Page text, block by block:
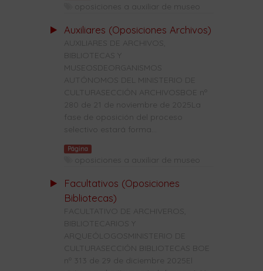
oposiciones a auxiliar de museo
Auxiliares (Oposiciones Archivos)
AUXILIARES DE ARCHIVOS,
BIBLIOTECAS Y
MUSEOSDEORGANISMOS
AUTÓNOMOS DEL MINISTERIO DE
CULTURASECCIÓN ARCHIVOSBOE nº
280 de 21 de noviembre de 2025La
fase de oposición del proceso
selectivo estará forma...
Página
oposiciones a auxiliar de museo
Facultativos (Oposiciones
Bibliotecas)
FACULTATIVO DE ARCHIVEROS,
BIBLIOTECARIOS Y
ARQUEÓLOGOSMINISTERIO DE
CULTURASECCIÓN BIBLIOTECAS BOE
nº 313 de 29 de diciembre 2025El